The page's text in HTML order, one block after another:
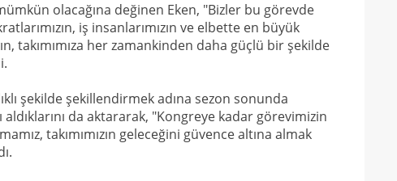
olacağına değinen Eken, "Bizler bu görevde
iş insanlarımızın ve elbette en büyük
takımımıza her zamankinden daha güçlü bir şekilde
şekilde şekillendirmek adına sezon sonunda
da aktararak, "Kongreye kadar görevimizin
takımımızın geleceğini güvence altına almak